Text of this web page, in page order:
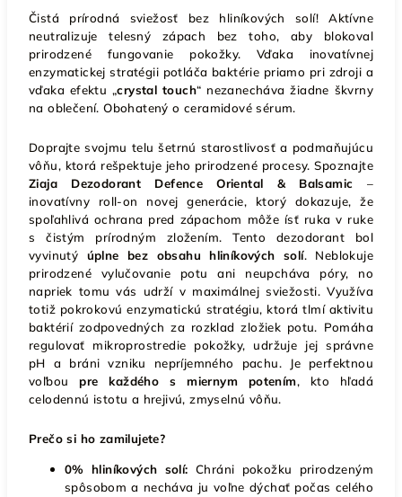
Čistá prírodná sviežosť bez hliníkových solí! Aktívne
neutralizuje telesný zápach bez toho, aby blokoval
prirodzené fungovanie pokožky. Vďaka inovatívnej
enzymatickej stratégii potláča baktérie priamo pri zdroji a
vďaka efektu „crystal touch“ nezanecháva žiadne škvrny
na oblečení. Obohatený o ceramidové sérum.
Doprajte svojmu telu šetrnú starostlivosť a podmaňujúcu
vôňu, ktorá rešpektuje jeho prirodzené procesy. Spoznajte
Ziaja Dezodorant Defence Oriental & Balsamic –
inovatívny roll-on novej generácie, ktorý dokazuje, že
spoľahlivá ochrana pred zápachom môže ísť ruka v ruke
s čistým prírodným zložením. Tento dezodorant bol
vyvinutý úplne bez obsahu hliníkových solí. Neblokuje
prirodzené vylučovanie potu ani neupcháva póry, no
napriek tomu vás udrží v maximálnej sviežosti. Využíva
totiž pokrokovú enzymatickú stratégiu, ktorá tlmí aktivitu
baktérií zodpovedných za rozklad zložiek potu. Pomáha
regulovať mikroprostredie pokožky, udržuje jej správne
pH a bráni vzniku nepríjemného pachu. Je perfektnou
voľboupre každého s miernym potením, kto hľadá
celodennú istotu a hrejivú, zmyselnú vôňu.
Prečo si ho zamilujete?
0% hliníkových solí: Chráni pokožku prirodzeným
spôsobom a necháva ju voľne dýchať počas celého